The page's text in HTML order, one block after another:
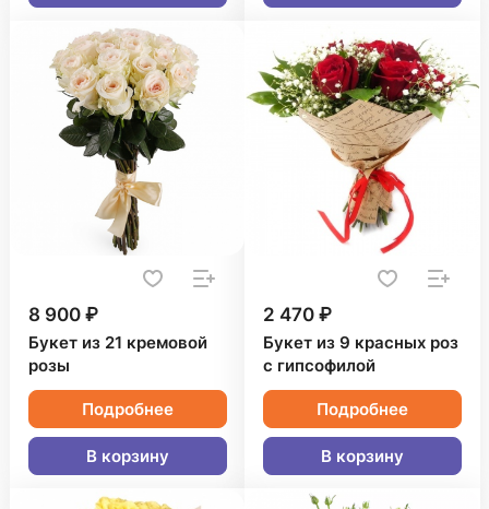
8 900 ₽
Букет из 21 кремовой
розы
Подробнее
В корзину
2 470 ₽
Букет из 9 красных роз
с гипсофилой
Подробнее
В корзину